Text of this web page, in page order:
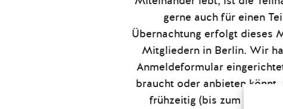
gerne auch für einen
Übernachtung erfolgt dieses
Mitgliedern in Berlin. Wir
Anmeldeformular
braucht oder anbieten
frühzeitig (bis zum